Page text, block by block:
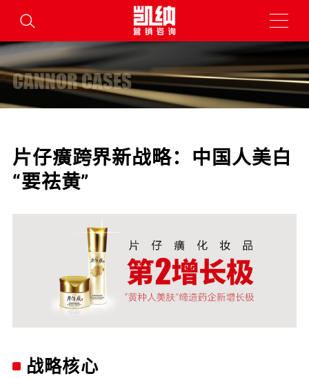
CANNOR CASES
片仔癀跨界新战略：中国人美白
“要祛黄”
战略核心